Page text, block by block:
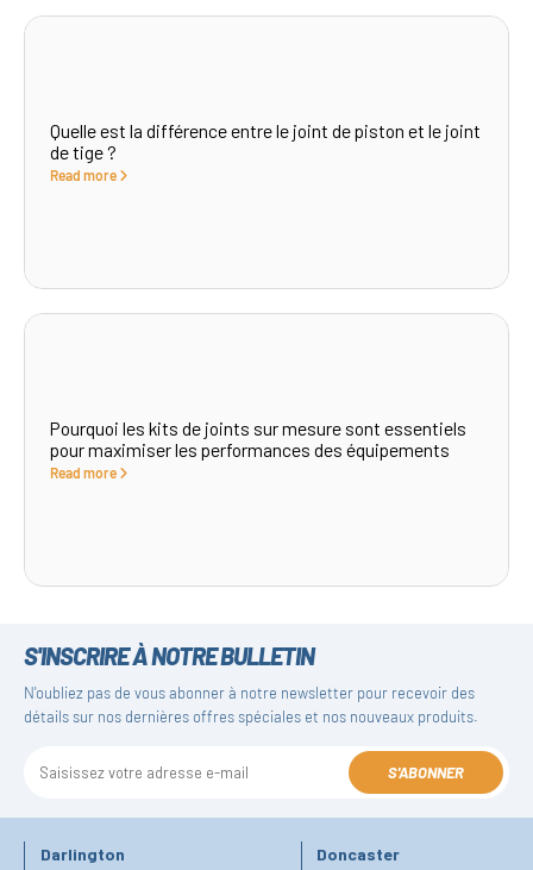
Quelle est la différence entre le joint de piston et le joint
de tige ?
Read more
Pourquoi les kits de joints sur mesure sont essentiels
pour maximiser les performances des équipements
Read more
S'INSCRIRE À NOTRE BULLETIN
N'oubliez pas de vous abonner à notre newsletter pour recevoir des
détails sur nos dernières offres spéciales et nos nouveaux produits.
S'ABONNER
Darlington Doncaster